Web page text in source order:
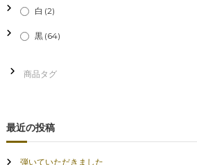
白 (2)
黒 (64)
最近の投稿
弾いていただきました